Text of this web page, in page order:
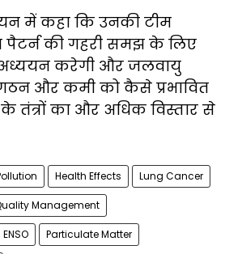
में कहा कि उनकी टीम
पैटर्न की गहरी समझ के लिए
करेगी और जलवायु
और कमी को कैसे प्रभावित
तंत्रों का और अधिक विस्तार से
Health Effects Lung Cancer
Management
ENSO Particulate Matter